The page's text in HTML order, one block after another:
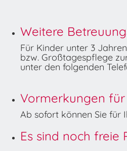
Weitere
Für Kinder unter 3
bzw. Großtagespflege
unter den folgenden
Vormerkungen
Ab sofort können Sie für
Es sind noch freie